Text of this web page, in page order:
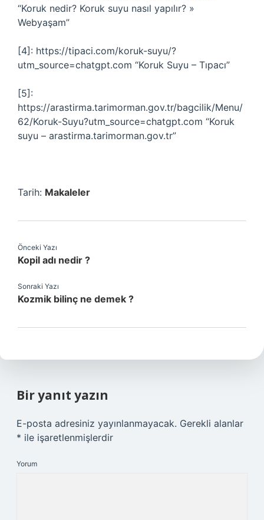
“Koruk nedir? Koruk suyu nasıl yapılır? »
Webyaşam”
[4]: https://tipaci.com/koruk-suyu/?
utm_source=chatgpt.com “Koruk Suyu – Tıpacı”
[5]:
https://arastirma.tarimorman.gov.tr/bagcilik/Menu/
62/Koruk-Suyu?utm_source=chatgpt.com “Koruk
suyu – arastirma.tarimorman.gov.tr”
Tarih: Makaleler
Önceki Yazı
Kopil adı nedir ?
Sonraki Yazı
Kozmik bilinç ne demek ?
Bir yanıt yazın
E-posta adresiniz yayınlanmayacak. Gerekli alanlar
* ile işaretlenmişlerdir
Yorum